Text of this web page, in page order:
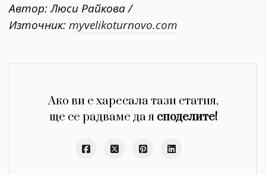
Автор: Люси Райкова /
Източник: myvelikoturnovo.com
Ако ви е харесала тази статия,
ще се радваме да я споделите!